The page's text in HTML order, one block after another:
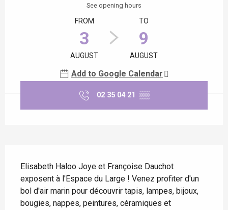
See opening hours
FROM
3
AUGUST
TO
9
AUGUST
Add to Google Calendar
02 35 04 21 ▒▒
Elisabeth Haloo Joye et Françoise Dauchot
exposent à l'Espace du Large ! Venez profiter d'un
bol d'air marin pour découvrir tapis, lampes, bijoux,
bougies, nappes, peintures, céramiques et